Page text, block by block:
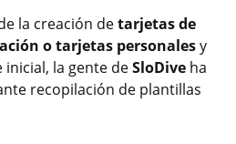
la creación detarjetas de
o tarjetas personalesy
la gente deSloDive ha
recopilación de plantillas